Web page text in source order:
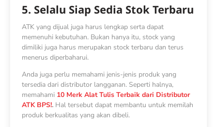
5. Selalu Siap Sedia Stok Terbaru
ATK yang dijual juga harus lengkap serta dapat
memenuhi kebutuhan. Bukan hanya itu, stock yang
dimiliki juga harus merupakan stock terbaru dan terus
menerus diperbaharui.
Anda juga perlu memahami jenis-jenis produk yang
tersedia dari distributor langganan. Seperti halnya,
memahami 10 Merk Alat Tulis Terbaik dari Distributor
ATK BPS!. Hal tersebut dapat membantu untuk memilah
produk berkualitas yang akan dibeli.